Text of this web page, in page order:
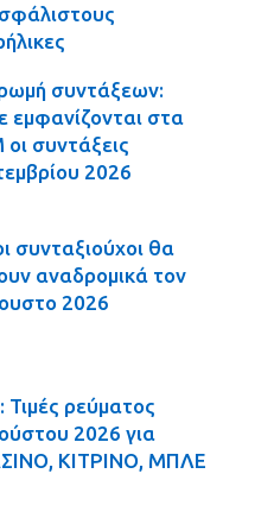
συντάξεων:
εμφανίζονται στα
συντάξεις
2026
συνταξιούχοι θα
αναδρομικά τον
2026
Τιμές ρεύματος
2026 για
ΚΙΤΡΙΝΟ, ΜΠΛΕ